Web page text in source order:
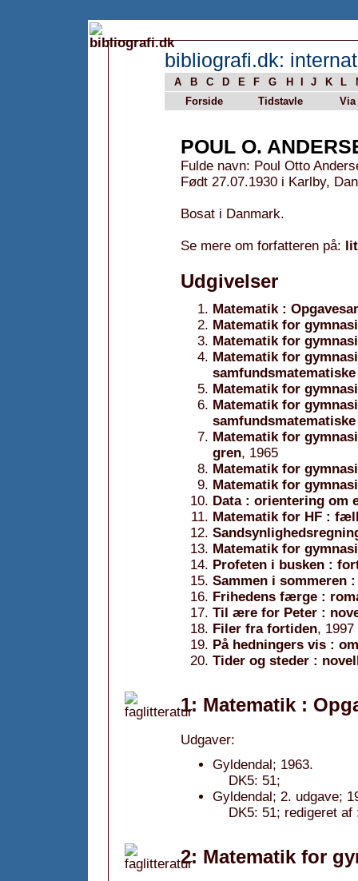
bibliografi.dk:
A B C D E F G H J K L
Forside
Tidstavle Via
POUL O.
Fulde navn: Poul Otto
Født 27.07.1930 i Karlby,
Bosat i Danmark.
Se mere om forfatteren på:
Udgivelser
Matematik :
Matematik for
Matematik for
Matematik for
Matematik for
Matematik for
Matematik for
gren, 1965
Matematik for
Matematik for
Data : orientering om
Matematik for HF :
Matematik for
Profeten i busken :
Sammen i sommeren
Frihedens færge :
Til ære for Peter :
Filer fra fortiden, 1997
På hedningers vis :
Tider og steder :
1: Matematik :
Udgaver:
Gyldendal; 1963.
DK5: 51;
Gyldendal; 2. udgave;
DK5: 51; redigeret af
2: Matematik for